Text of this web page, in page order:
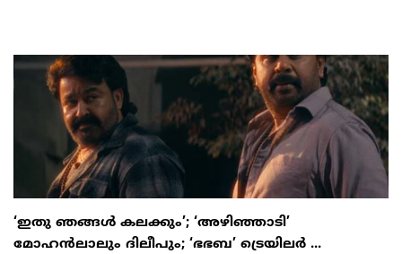
‘ഇതു ഞങ്ങൾ കലക്കും’; ‘അഴിഞ്ഞാടി’
മോഹൻലാലും ദിലീപും; ‘ഭഭബ’ ട്രെയിലർ ...